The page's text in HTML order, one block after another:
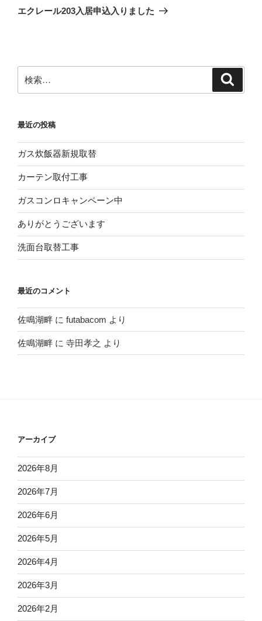
ゲ
ン
の
エクレール203入居申込入りました
索:
最近の投稿
ガス炊飯器新規取替
カーテン取付工事
ガスコンロキャンペーン中
ありがとうございます
洗面台取替工事
最近のコメント
佐鳴湖畔 に futabacom より
佐鳴湖畔 に 寺田孝之 より
アーカイブ
2026年8月
2026年7月
2026年6月
2026年5月
2026年4月
2026年3月
2026年2月